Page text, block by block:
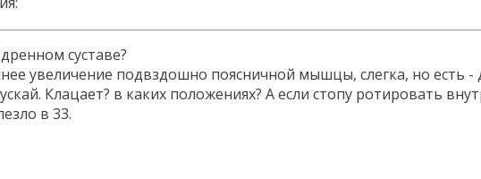
суставе?
увеличение подвздошно поясничной мышцы, слегка, но
Клацает? в каких положениях? А если стопу
в 33.